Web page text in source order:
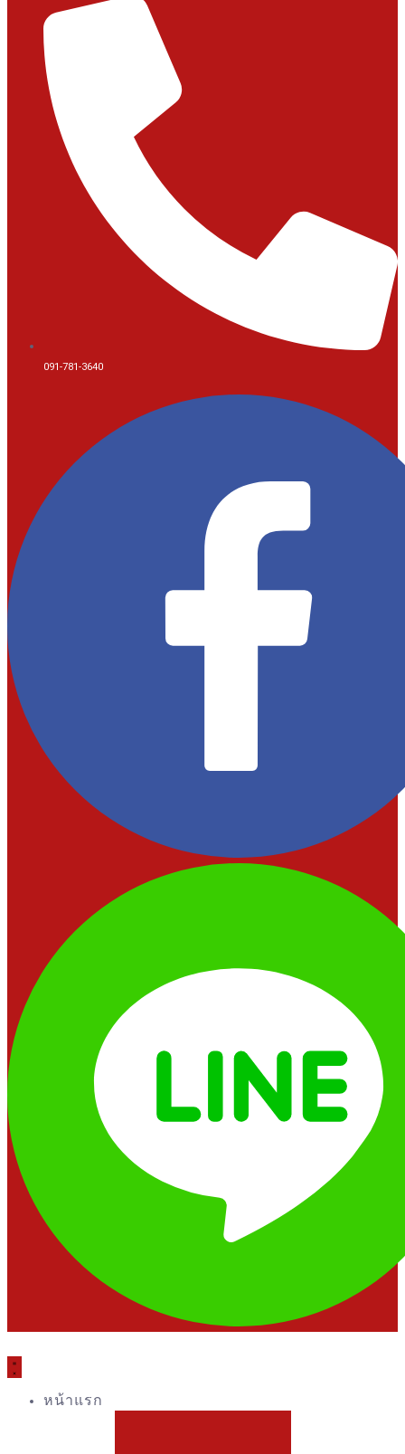
091-781-3640
หน้าแรก